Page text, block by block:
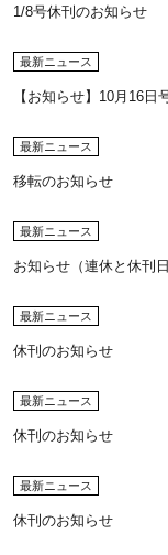
1/8号休刊のお知らせ
最新ニュース
【お知らせ】10月16日
最新ニュース
移転のお知らせ
最新ニュース
お知らせ（連休と休刊日
最新ニュース
休刊のお知らせ
最新ニュース
休刊のお知らせ
最新ニュース
休刊のお知らせ